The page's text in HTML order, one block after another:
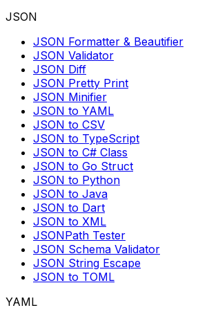
JSON
JSON Formatter & Beautifier
JSON Validator
JSON Diff
JSON Pretty Print
JSON Minifier
JSON to YAML
JSON to CSV
JSON to TypeScript
JSON to C# Class
JSON to Go Struct
JSON to Python
JSON to Java
JSON to Dart
JSON to XML
JSONPath Tester
JSON Schema Validator
JSON String Escape
JSON to TOML
YAML